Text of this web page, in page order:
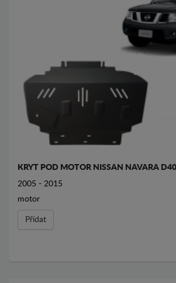
KRYT POD MOTOR NISSAN NAVARA D40
2005 - 2015
motor
Přídat